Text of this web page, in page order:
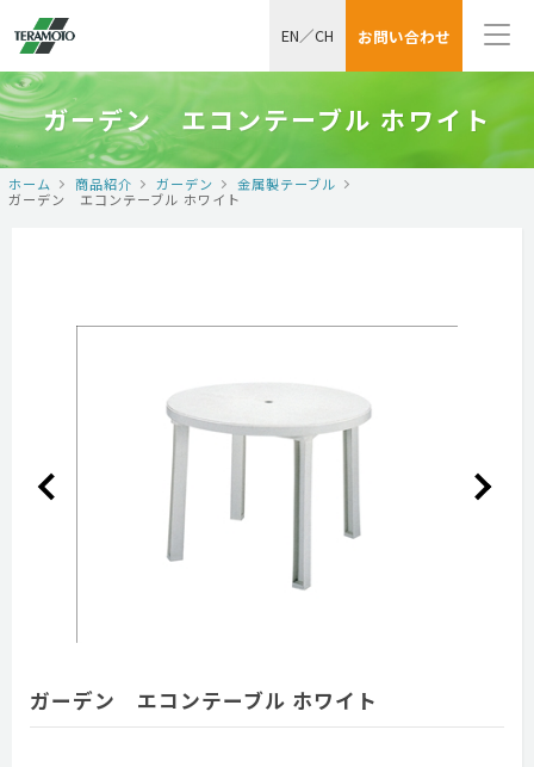
お問い合わせ
EN／CH
ガーデン エコンテーブル ホワイト
ホーム 商品紹介 ガーデン
金属製テーブル
ガーデン エコンテーブル ホワイト
ガーデン エコンテーブル ホワイト